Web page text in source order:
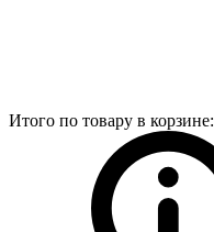
Итого по товару в корзине: